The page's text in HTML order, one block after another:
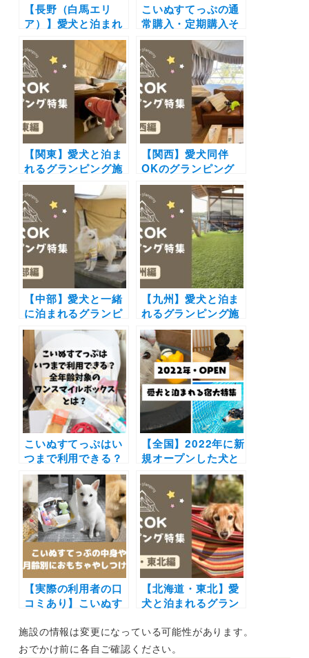
【長野（白馬エリ
ア）】愛犬と泊まれ
る宿11選！温泉付き
のリゾートホテルか
らペットフレンドリ
ーなペンションまで
を厳選（実際のおで
かけレポートあり）
こいぬすてっぷの通
常購入・定期購入そ
れぞれの値段は？送
料は？定期購入の注
意点など購入前に知
っておきたいお金に
関する情報を調べて
みた！
【関東】愛犬と泊ま
れるグランピング施
設17選！ドッグラン
付きや愛犬用温泉付
き＆豪華BBQを楽し
めるおすすめスポッ
トを紹介
【関西】愛犬同伴
OKのグランピング
施設14選！プライベ
ートドッグラン付き
やオーシャンビュー
の新施設も！
【中部】愛犬と一緒
に泊まれるグランピ
ング18選！富士山や
雲海の絶景や極上の
バーベキューで愛犬
と特別な体験を♪
【九州】愛犬と泊ま
れるグランピング施
設9選（2022年最
新）プライベートド
ッグランや個別温泉
風呂完備など盛りだ
くさん！愛犬と自然
の中で特別な思い出
を作ろう♪
こいぬすてっぷはい
つまで利用できる？
ワンスマイルボック
スとは？子犬も成犬
も喜ぶ嬉しいサービ
スの対象について調
べてみた！
【全国】2022年に新
規オープンした犬と
泊まれる宿・ホテ
ル・グランピング・
ヴィラ大特集！わん
こ用お風呂やドッグ
ラン併設のドッグフ
レンドリー施設を紹
介
【実際の利用者の口
コミあり】こいぬす
は？気になる内容を
月齢別について調べ
【北海道・東北】愛
犬と泊まれるグラン
（2023年最新）モン
ゴル遊牧民のゲルに
施設の情報は変更になっている可能性があります。
おでかけ前に各自ご確認ください。